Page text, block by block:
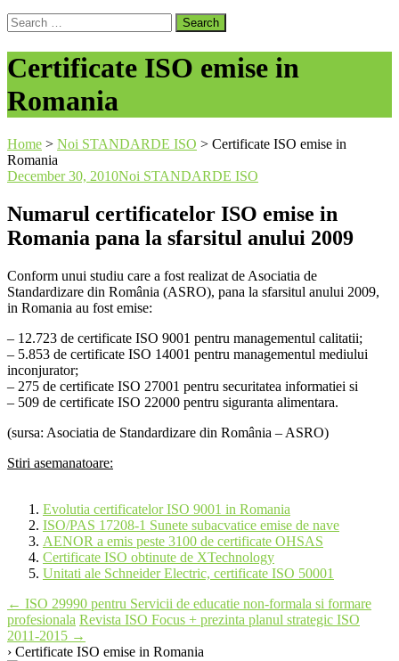
Search
for:
Certificate ISO emise in
Romania
Home > Noi STANDARDE ISO > Certificate ISO emise in
Romania
December 30, 2010Noi STANDARDE ISO
Numarul certificatelor ISO emise in
Romania pana la sfarsitul anului 2009
Conform unui studiu care a fost realizat de Asociatia de
Standardizare din România (ASRO), pana la sfarsitul anului 2009,
in Romania au fost emise:
– 12.723 de certificate ISO 9001 pentru managementul calitatii;
– 5.853 de certificate ISO 14001 pentru managementul mediului
inconjurator;
– 275 de certificate ISO 27001 pentru securitatea informatiei si
– 509 de certificate ISO 22000 pentru siguranta alimentara.
(sursa: Asociatia de Standardizare din România – ASRO)
Stiri asemanatoare:
Evolutia certificatelor ISO 9001 in Romania
ISO/PAS 17208-1 Sunete subacvatice emise de nave
AENOR a emis peste 3100 de certificate OHSAS
Certificate ISO obtinute de XTechnology
Unitati ale Schneider Electric, certificate ISO 50001
Post
navigation
← ISO 29990 pentru Servicii de educatie non-formala si formare
profesionala Revista ISO Focus + prezinta planul strategic ISO
2011-2015 →
› Certificate ISO emise in Romania